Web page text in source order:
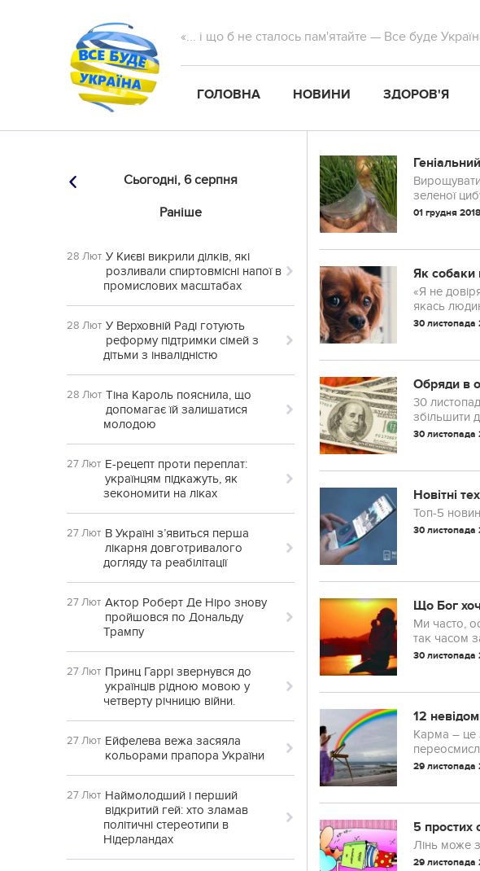
«... і що б не сталось пам'ятайте — Все буде
ГОЛОВНА НОВИНИ ЗДОРОВ'Я
Сьогодні, 6 серпня
Раніше
28 Лют У Києві викрили ділків, які
розливали спиртовмісні напої в
промислових масштабах
28 Лют У Верховній Раді готують
реформу підтримки сімей з
дітьми з інвалідністю
28 Лют Тіна Кароль пояснила, що
допомагає їй залишатися
молодою
27 Лют Е-рецепт проти переплат:
українцям підкажуть, як
зекономити на ліках
27 Лют В Україні з’явиться перша
лікарня довготривалого
догляду та реабілітації
27 Лют Актор Роберт Де Ніро знову
пройшовся по Дональду
Трампу
27 Лют Принц Гаррі звернувся до
українців рідною мовою у
четверту річницю війни.
27 Лют Ейфелева вежа засяяла
кольорами прапора України
27 Лют Наймолодший і перший
відкритий гей: хто зламав
політичні стереотипи в
Нідерландах
зеленої
01 грудня
Як собаки
«Я не
якась
30 листопада
Обряди в
30
збільшити
30 листопада
Новітні
Топ-5
30 листопада
Що Бог
Ми часто,
так часом
ніж думка
30 листопада
12
Карма – це
основа
29 листопада
5 простих
Лінь може
29 листопада